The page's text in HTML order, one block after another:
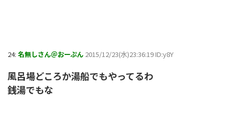
24: 名無しさん＠おーぷん 2015/12/23(水)23:36:19 ID:y8Y
風呂場どころか湯船でもやってるわ
銭湯でもな